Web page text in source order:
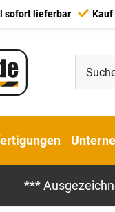
sofort lieferbar Kauf
***